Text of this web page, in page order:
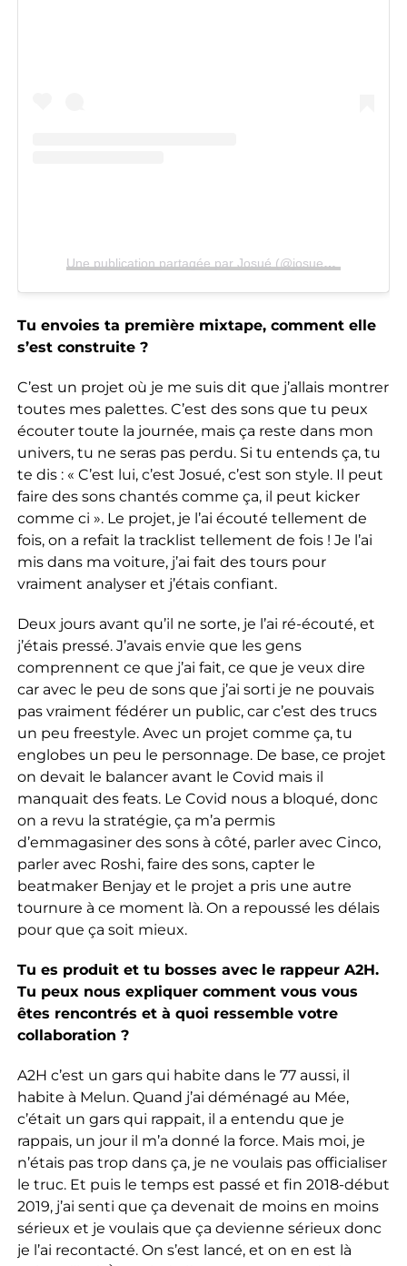
Une publication partagée par Josué (@josueestbeni)
Tu envoies ta première mixtape, comment elle
s’est construite ?
C’est un projet où je me suis dit que j’allais montrer
toutes mes palettes. C’est des sons que tu peux
écouter toute la journée, mais ça reste dans mon
univers, tu ne seras pas perdu. Si tu entends ça, tu
te dis : « C’est lui, c’est Josué, c’est son style. Il peut
faire des sons chantés comme ça, il peut kicker
comme ci ». Le projet, je l’ai écouté tellement de
fois, on a refait la tracklist tellement de fois ! Je l’ai
mis dans ma voiture, j’ai fait des tours pour
vraiment analyser et j’étais confiant.
Deux jours avant qu’il ne sorte, je l’ai ré-écouté, et
j’étais pressé. J’avais envie que les gens
comprennent ce que j’ai fait, ce que je veux dire
car avec le peu de sons que j’ai sorti je ne pouvais
pas vraiment fédérer un public, car c’est des trucs
un peu freestyle. Avec un projet comme ça, tu
englobes un peu le personnage. De base, ce projet
on devait le balancer avant le Covid mais il
manquait des feats. Le Covid nous a bloqué, donc
on a revu la stratégie, ça m’a permis
d’emmagasiner des sons à côté, parler avec Cinco,
parler avec Roshi, faire des sons, capter le
beatmaker Benjay et le projet a pris une autre
tournure à ce moment là. On a repoussé les délais
pour que ça soit mieux.
Tu es produit et tu bosses avec le rappeur A2H.
Tu peux nous expliquer comment vous vous
êtes rencontrés et à quoi ressemble votre
collaboration ?
A2H c’est un gars qui habite dans le 77 aussi, il
habite à Melun. Quand j’ai déménagé au Mée,
c’était un gars qui rappait, il a entendu que je
rappais, un jour il m’a donné la force. Mais moi, je
n’étais pas trop dans ça, je ne voulais pas officialiser
le truc. Et puis le temps est passé et fin 2018-début
2019, j’ai senti que ça devenait de moins en moins
sérieux et je voulais que ça devienne sérieux donc
je l’ai recontacté. On s’est lancé, et on en est là